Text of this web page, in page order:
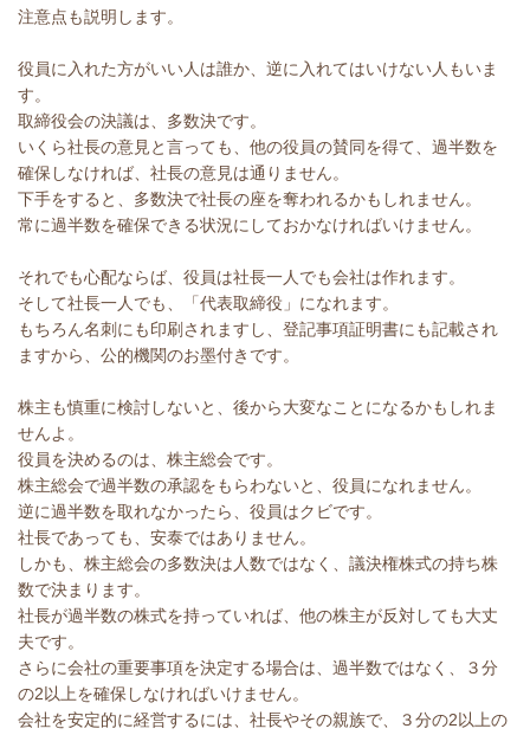
注意点も説明します。
役員に入れた方がいい人は誰か、逆に入れてはいけない人もいま
す。
取締役会の決議は、多数決です。
いくら社長の意見と言っても、他の役員の賛同を得て、過半数を
確保しなければ、社長の意見は通りません。
下手をすると、多数決で社長の座を奪われるかもしれません。
常に過半数を確保できる状況にしておかなければいけません。
それでも心配ならば、役員は社長一人でも会社は作れます。
そして社長一人でも、「代表取締役」になれます。
もちろん名刺にも印刷されますし、登記事項証明書にも記載され
ますから、公的機関のお墨付きです。
株主も慎重に検討しないと、後から大変なことになるかもしれま
せんよ。
役員を決めるのは、株主総会です。
株主総会で過半数の承認をもらわないと、役員になれません。
逆に過半数を取れなかったら、役員はクビです。
社長であっても、安泰ではありません。
しかも、株主総会の多数決は人数ではなく、議決権株式の持ち株
数で決まります。
社長が過半数の株式を持っていれば、他の株主が反対しても大丈
夫です。
さらに会社の重要事項を決定する場合は、過半数ではなく、３分
の2以上を確保しなければいけません。
会社を安定的に経営するには、社長やその親族で、３分の2以上の